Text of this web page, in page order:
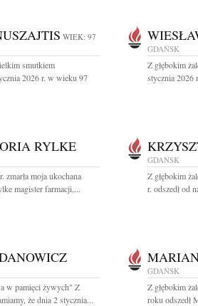
WIEK: 97
smutkiem
2026 r. w wieku 97
GDAŃSK
Z głębokim
stycznia 2026
RYLKE
zmarła moja ukochana
magister farmacji,...
GDAŃSK
Z głębokim
r. odszedł od
w pamięci żywych" Z
że dnia 2 stycznia...
GDAŃSK
Z głębokim
roku odszedł